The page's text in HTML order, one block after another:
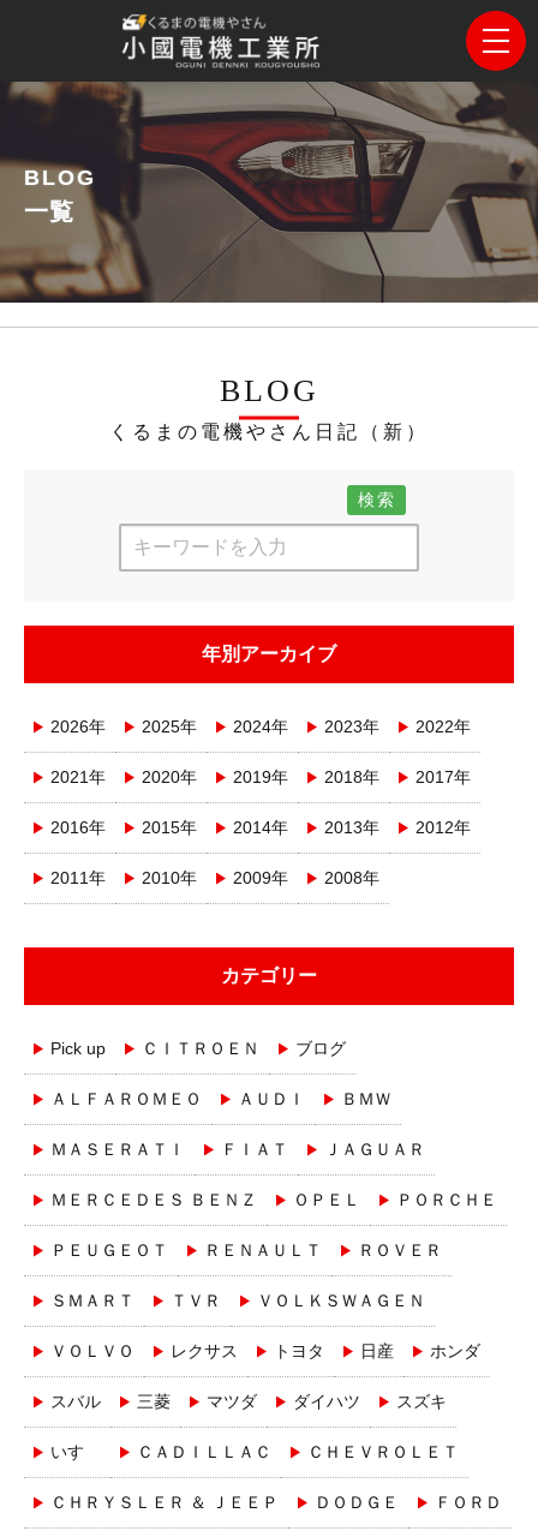
BLOG
一覧
BLOG
くるまの電機やさん日記（新）
検索
年別アーカイブ
2026年 2025年 2024年 2023年 2022年
2021年 2020年 2019年 2018年 2017年
2016年 2015年 2014年 2013年 2012年
2011年 2010年 2009年 2008年
カテゴリー
Pick up ＣＩＴＲＯＥＮ ブログ
ＡＬＦＡＲＯＭＥＯ ＡＵＤＩ ＢＭＷ
ＭＡＳＥＲＡＴＩ ＦＩＡＴ ＪＡＧＵＡＲ
ＭＥＲＣＥＤＥＳ ＢＥＮＺ ＯＰＥＬ ＰＯＲＣＨＥ
ＰＥＵＧＥＯＴ ＲＥＮＡＵＬＴ ＲＯＶＥＲ
ＳＭＡＲＴ ＴＶＲ ＶＯＬＫＳＷＡＧＥＮ
ＶＯＬＶＯ レクサス トヨタ 日産 ホンダ
スバル 三菱 マツダ ダイハツ スズキ
いすゞ ＣＡＤＩＬＬＡＣ ＣＨＥＶＲＯＬＥＴ
ＣＨＲＹＳＬＥＲ ＆ ＪＥＥＰ ＤＯＤＧＥ ＦＯＲＤ